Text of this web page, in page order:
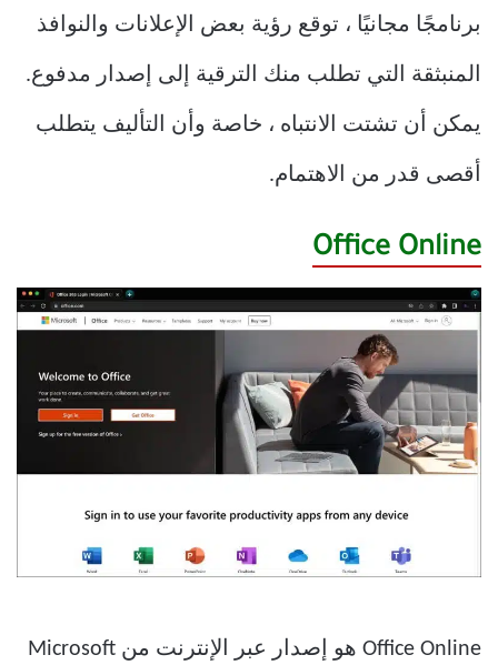
برنامجًا مجانيًا ، توقع رؤية بعض الإعلانات والنوافذ
المنبثقة التي تطلب منك الترقية إلى إصدار مدفوع.
يمكن أن تشتت الانتباه ، خاصة وأن التأليف يتطلب
أقصى قدر من الاهتمام.
Office Online
Office Online هو إصدار عبر الإنترنت من Microsoft